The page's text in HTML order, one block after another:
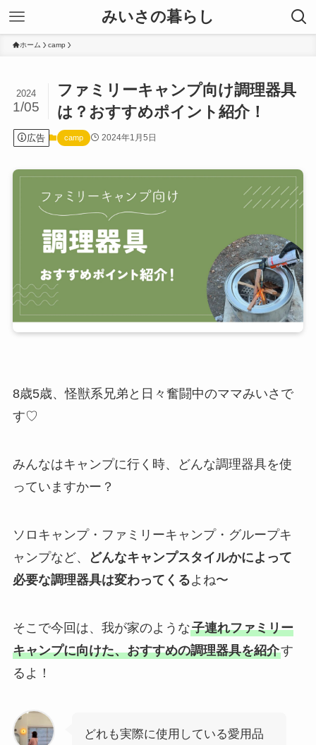
みいさの暮らし
ホーム camp
ファミリーキャンプ向け調理器具
は？おすすめポイント紹介！
2024
1/05
広告 camp 2024年1月5日
8歳5歳、怪獣系兄弟と日々奮闘中のママみいさで
す♡
みんなはキャンプに行く時、どんな調理器具を使
っていますかー？
ソロキャンプ・ファミリーキャンプ・グループキ
ャンプなど、
どんなキャンプスタイルかによって
必要な調理器具は変わってくるよね〜
そこで今回は、我が家のような子連れファミリー
キャンプに向けた、おすすめの調理器具を紹介す
るよ！
どれも実際に使用している愛用品